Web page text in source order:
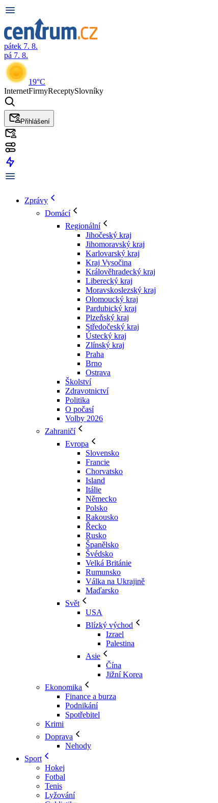
pátek 7. 8.
pá 7. 8.
19°C
InternetFirmyReceptySlovníky
Přihlášení
Zprávy
Domácí
Regionální
Jihočeský kraj
Jihomoravský kraj
Karlovarský kraj
Kraj Vysočina
Králověhradecký kraj
Liberecký kraj
Moravskoslezský kraj
Olomoucký kraj
Pardubický kraj
Plzeňský kraj
Středočeský kraj
Ústecký kraj
Zlínský kraj
Praha
Brno
Ostrava
Školství
Zdravotnictví
Politika
O počasí
Volby 2026
Zahraničí
Evropa
Slovensko
Francie
Chorvatsko
Island
Itálie
Německo
Polsko
Rakousko
Řecko
Rusko
Španělsko
Švédsko
Velká Británie
Rumunsko
Válka na Ukrajině
Maďarsko
Svět
USA
Blízký východ
Izrael
Palestina
Asie
Čína
Jižní Korea
Ekonomika
Finance a burza
Podnikání
Spotřebitel
Krimi
Doprava
Nehody
Sport
Hokej
Fotbal
Tenis
Lyžování